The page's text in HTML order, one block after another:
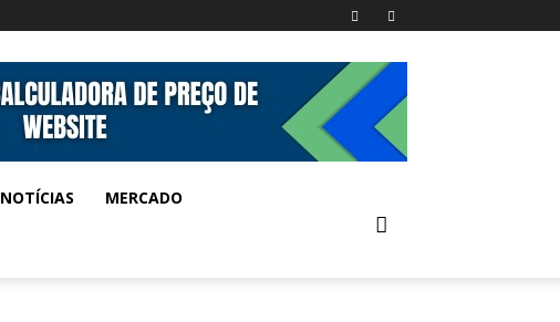
NOTÍCIAS MERCADO